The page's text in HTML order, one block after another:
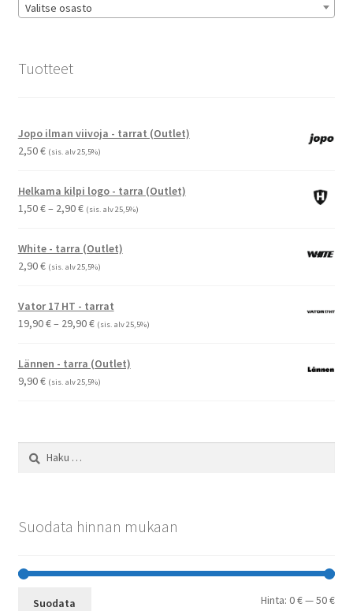
Valitse osasto
Tuotteet
Jopo ilman viivoja - tarrat (Outlet)
2,50€ (sis. alv 25,5%)
Helkama kilpi logo - tarra (Outlet)
1,50€– 2,90€Hintaluokka:
-
2,90 €
(sis. alv 25,5%)
White - tarra (Outlet)
2,90€ (sis. alv 25,5%)
Vator 17 HT - tarrat
19,90€– 29,90€Hintaluokka:
-
29,90 €
(sis. alv 25,5%)
Lännen - tarra (Outlet)
9,90€ (sis. alv 25,5%)
Suodata hinnan mukaan
Suodata Hinta:0 €—50 €